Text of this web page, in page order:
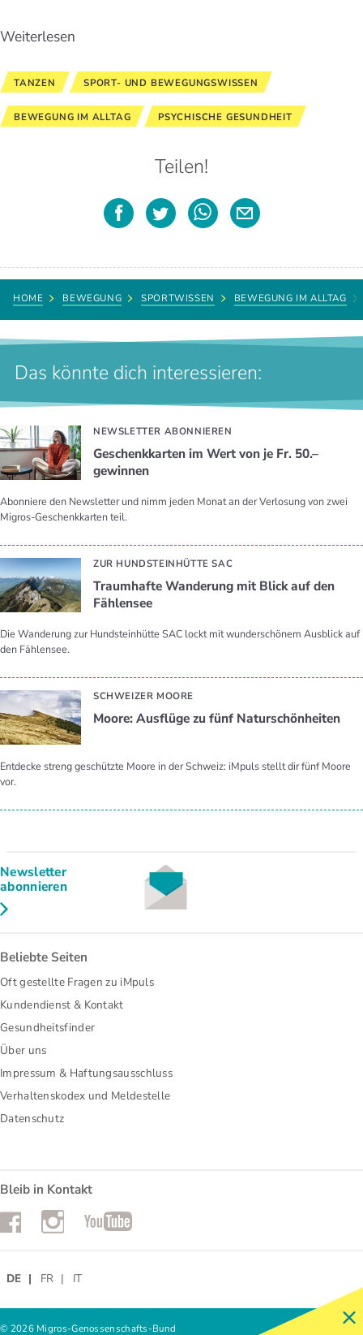
Weiterlesen
TANZEN SPORT- UND BEWEGUNGSWISSEN
BEWEGUNG IM ALLTAG PSYCHISCHE GESUNDHEIT
Teilen!
HOME BEWEGUNG SPORTWISSEN BEWEGUNG IM ALLTAG
Das könnte dich interessieren:
NEWSLETTER ABONNIEREN
Geschenkkarten im Wert von je Fr. 50.–
gewinnen
Abonniere den Newsletter und nimm jeden Monat an der Verlosung von zwei
Migros-Geschenkkarten teil.
ZUR HUNDSTEINHÜTTE SAC
Traumhafte Wanderung mit Blick auf den
Fählensee
Die Wanderung zur Hundsteinhütte SAC lockt mit wunderschönem Ausblick auf
den Fählensee.
SCHWEIZER MOORE
Moore: Ausflüge zu fünf Naturschönheiten
Entdecke streng geschützte Moore in der Schweiz: iMpuls stellt dir fünf Moore
vor.
Newsletter
abonnieren
Beliebte Seiten
Oft gestellte Fragen zu iMpuls
Kundendienst & Kontakt
Gesundheitsfinder
Über uns
Impressum & Haftungsausschluss
Verhaltenskodex und Meldestelle
Datenschutz
Bleib in Kontakt
FacebookInstagramYouTube
© 2026 Migros-Genossenschafts-Bund
DE FR IT